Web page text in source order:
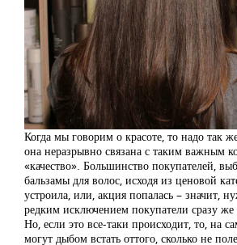
Когда мы говорим о красоте, то надо так
она неразрывно связана с таким важным
«качество». Большинство покупателей,
бальзамы для волос, исходя из ценовой
устроила, или, акция попалась – значит,
редким исключением покупатели сразу же
Но, если это все-таки происходит, то, на
могут дыбом встать оттого, сколько не